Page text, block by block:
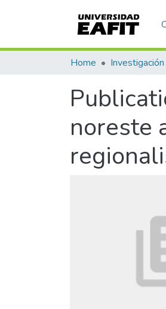
Home Investigación
noreste